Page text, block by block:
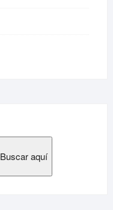
Buscar aquí